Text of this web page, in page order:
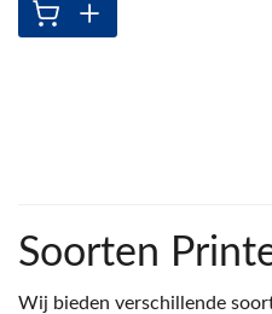
Soorten
Wij bieden verschillende